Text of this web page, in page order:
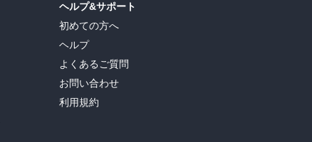
ヘルプ&サポート
初めての方へ
ヘルプ
よくあるご質問
お問い合わせ
利用規約